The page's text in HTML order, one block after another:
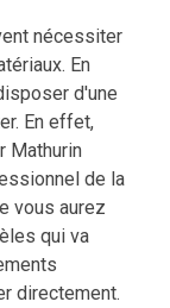
nécessiter
En
d'une
En effet,
Mathurin
de la
vous aurez
qui va
directement.